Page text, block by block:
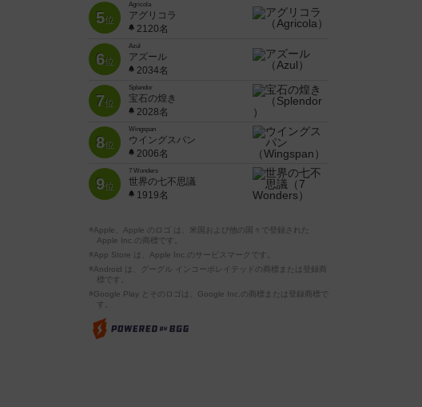
5位
Agricola
アグリコラ
2120名
6位
Azul
アズール
2034名
7位
Splendor
宝石の煌き
2028名
8位
Wingspan
ウイングスパン
2006名
9位
7 Wonders
世界の七不思議
1919名
※Apple、Apple のロゴ は、米国および他の国々で登録された
Apple Inc.の商標です。
※App Store は、Apple Inc.のサービスマークです。
※Android は、グーグル インコーポレイテッドの商標または登録商
標です。
※Google Play とそのロゴは、Google Inc.の商標または登録商標で
す。